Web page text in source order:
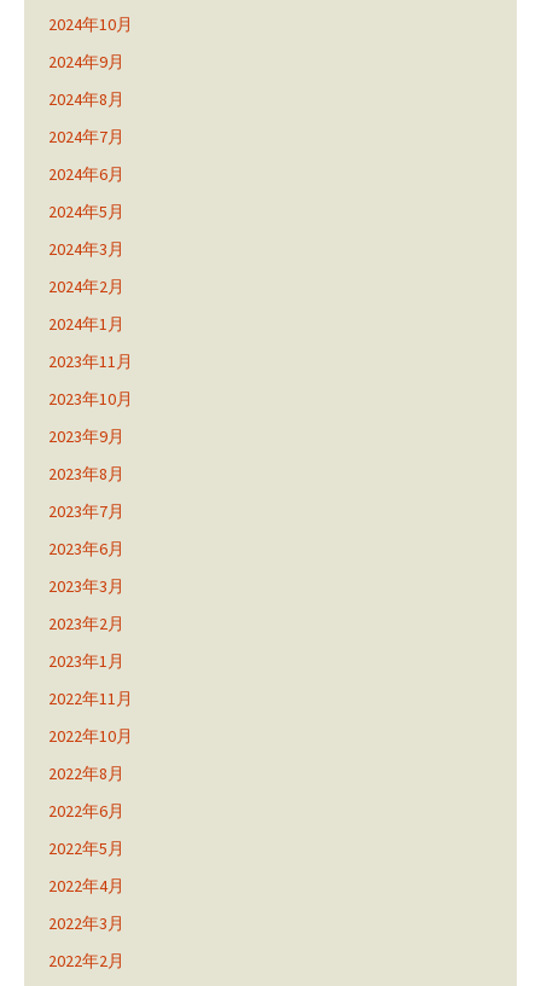
2024年10月
2024年9月
2024年8月
2024年7月
2024年6月
2024年5月
2024年3月
2024年2月
2024年1月
2023年11月
2023年10月
2023年9月
2023年8月
2023年7月
2023年6月
2023年3月
2023年2月
2023年1月
2022年11月
2022年10月
2022年8月
2022年6月
2022年5月
2022年4月
2022年3月
2022年2月